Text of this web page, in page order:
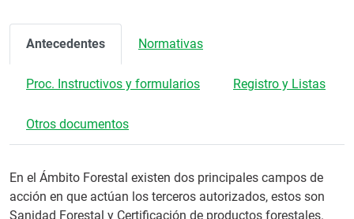
Antecedentes Normativas
Proc. Instructivos y formularios Registro y Listas
Otros documentos
En el Ámbito Forestal existen dos principales campos de
acción en que actúan los terceros autorizados, estos son
Sanidad Forestal y Certificación de productos forestales.